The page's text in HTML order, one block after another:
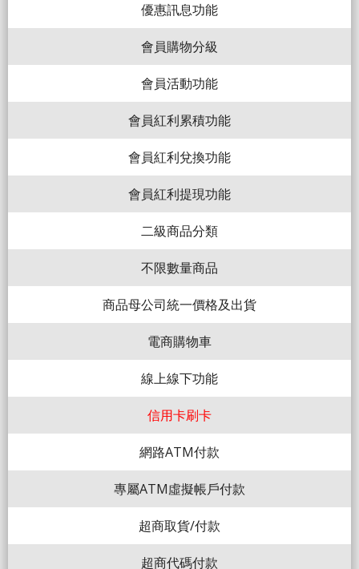
優惠訊息功能
會員購物分級
會員活動功能
會員紅利累積功能
會員紅利兌換功能
會員紅利提現功能
二級商品分類
不限數量商品
商品母公司統一價格及出貨
電商購物車
線上線下功能
信用卡刷卡
網路ATM付款
專屬ATM虛擬帳戶付款
超商取貨/付款
超商代碼付款